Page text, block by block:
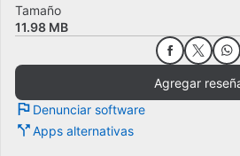
Tamaño
11.98 MB
Agregar
Denunciar software
Apps alternativas